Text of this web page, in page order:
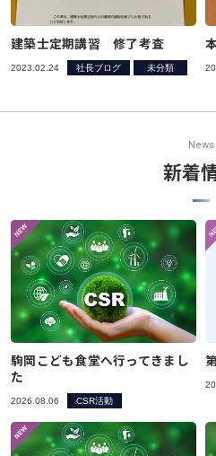
建築士定期講習 修了考査
2023.02.24 社長ブログ 未分類
News
新着
駒岡こども食堂へ行ってきまし
た
2026.08.06 CSR活動